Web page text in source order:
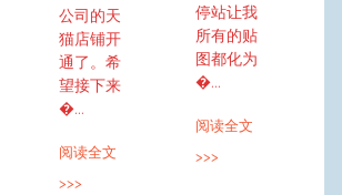
公司的天
猫店铺开
通了。希
望接下来
�...
阅读全文
>>>
停站让我
所有的贴
图都化为
�...
阅读全文
>>>